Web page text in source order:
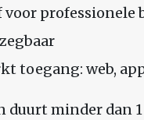
voor professionele
toegang: web,
duurt minder dan